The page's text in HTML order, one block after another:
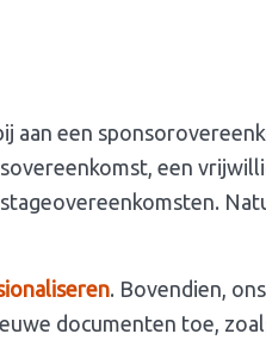
aan een
een
. Bovendien,
documenten toe,